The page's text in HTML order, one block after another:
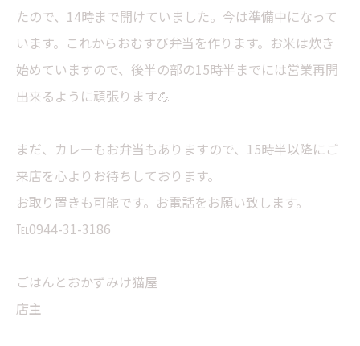
たので、14時まで開けていました。今は準備中になって
います。これからおむすび弁当を作ります。お米は炊き
始めていますので、後半の部の15時半までには営業再開
出来るように頑張ります💪
まだ、カレーもお弁当もありますので、15時半以降にご
来店を心よりお待ちしております。
お取り置きも可能です。お電話をお願い致します。
℡0944-31-3186
ごはんとおかずみけ猫屋
店主